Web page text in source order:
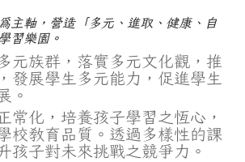
主軸，營造「多元、進取、健康、自
習樂園。
元族群，落實多元文化觀，推
發展學生多元能力， 促進學生
。
常化，培養孩子學習之恆心，
校教育品質。透過 多樣性的課
孩子對未來挑戰之競爭力。